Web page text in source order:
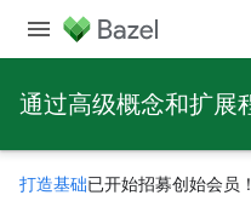
通过高级概念和扩展
打造基础已开始招募创始会员